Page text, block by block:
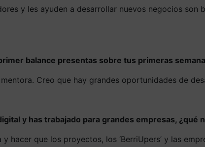
y les ayuden a desarrollar nuevos negocios son
balance presentas sobre tus primeras
Creo que hay grandes oportunidades de
y has trabajado para grandes empresas, ¿qué
hacer que los proyectos, los ‘BerriUpers’ y las